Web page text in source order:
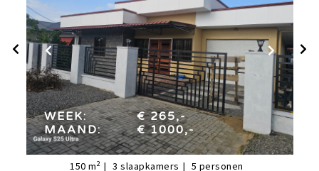
week:€ 265,-
maand:€ 1000,-
WEEK:
€ 265,-
MAAND:
€ 1000,-
150 m2 3 slaapkamers 5 personen